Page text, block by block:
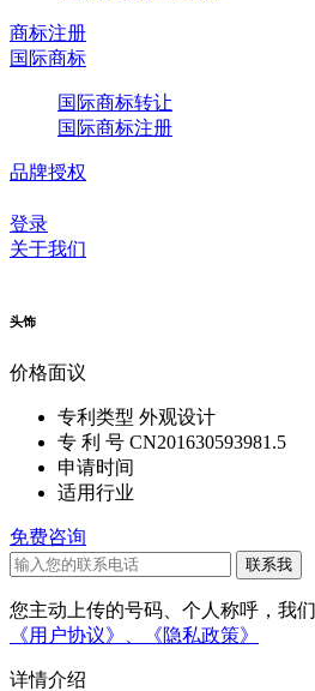
商标注册
国际商标
国际商标转让
国际商标注册
品牌授权
登录
关于我们
头饰
价格面议
专利类型 外观设计
专 利 号 CN201630593981.5
申请时间
适用行业
免费咨询
您主动上传的号码、个人称呼，我
《用户协议》、
《隐私政策》
详情介绍